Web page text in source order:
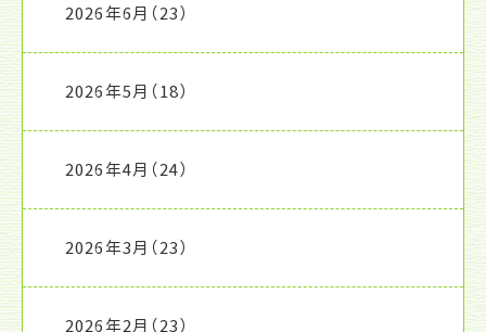
2026年6月 （23）
2026年5月 （18）
2026年4月 （24）
2026年3月 （23）
2026年2月 （23）